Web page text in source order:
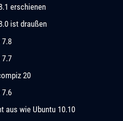
erschienen
ist draußen
7.8
7.7
20
7.6
aus wie Ubuntu 10.10